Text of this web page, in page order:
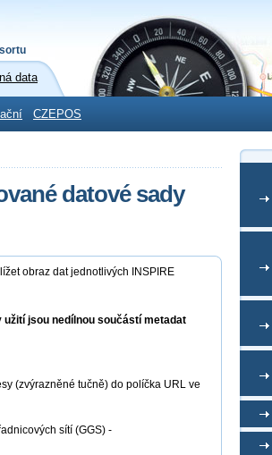
data
CZEPOS
datové sady
obraz dat jednotlivých INSPIRE
jsou nedílnou součástí metadat
(zvýrazněné tučně) do políčka URL ve
sítí (GGS) -